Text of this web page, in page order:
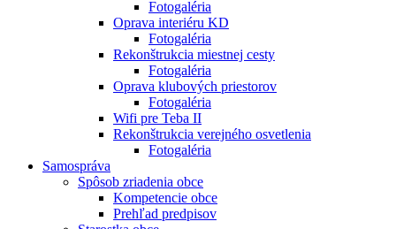
Fotogaléria
Oprava interiéru KD
Fotogaléria
Rekonštrukcia miestnej cesty
Fotogaléria
Oprava klubových priestorov
Fotogaléria
Wifi pre Teba II
Rekonštrukcia verejného osvetlenia
Fotogaléria
Samospráva
Spôsob zriadenia obce
Kompetencie obce
Prehľad predpisov